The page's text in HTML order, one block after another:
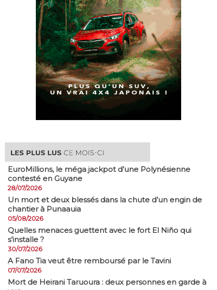
EuroMillions, ​le méga jackpot d’une Polynésienne
contesté en Guyane
28/07/2026
​Un mort et deux blessés dans la chute d’un engin de
chantier à Punaauia
05/08/2026
Quelles menaces guettent avec le fort El Niño qui
s’installe ?
30/07/2026
A Fano Tia veut être remboursé par le Tavini
07/07/2026
Mort de Heirani Taruoura : deux personnes en garde à